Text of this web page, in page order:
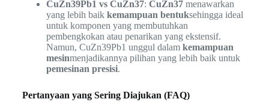
CuZn39Pb1 vs CuZn37: CuZn37menawarkan
yang lebih baik kemampuan bentuksehingga ideal
untuk komponen yang membutuhkan
pembengkokan atau penarikan yang ekstensif.
Namun, CuZn39Pb1 unggul dalam kemampuan
mesinmenjadikannya pilihan yang lebih baik untuk
pemesinan presisi.
Pertanyaan yang Sering Diajukan (FAQ)